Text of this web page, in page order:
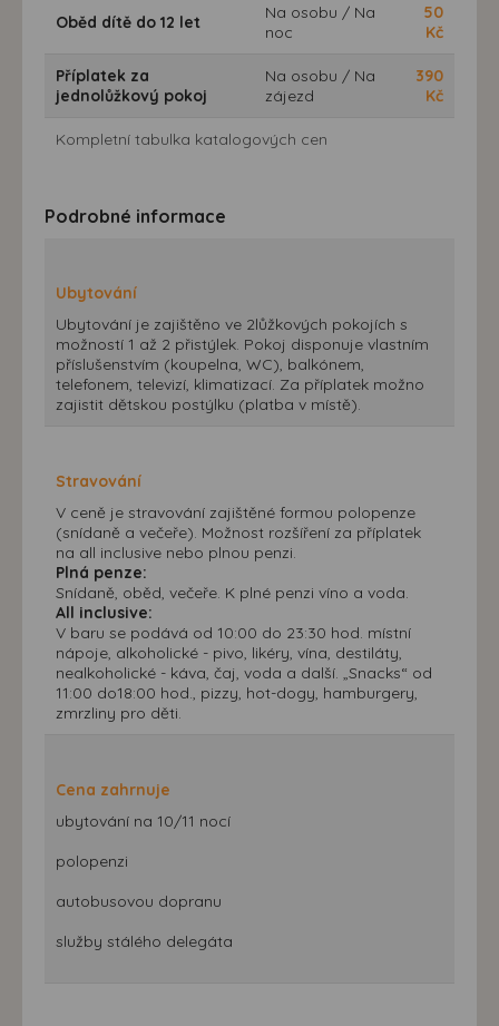
Oběd dítě do 12 let
Na osobu / Na
noc
50
Kč
Příplatek za
jednolůžkový pokoj
Na osobu / Na
zájezd
390
Kč
Kompletní tabulka katalogových cen
Podrobné informace
Ubytování
Ubytování je zajištěno ve 2lůžkových pokojích s
možností 1 až 2 přistýlek. Pokoj disponuje vlastním
příslušenstvím (koupelna, WC), balkónem,
telefonem, televizí, klimatizací. Za příplatek možno
zajistit dětskou postýlku (platba v místě).
Stravování
V ceně je stravování zajištěné formou polopenze
(snídaně a večeře). Možnost rozšíření za příplatek
na all inclusive nebo plnou penzi.
Plná penze:
Snídaně, oběd, večeře. K plné penzi víno a voda.
All inclusive:
V baru se podává od 10:00 do 23:30 hod. místní
nápoje, alkoholické - pivo, likéry, vína, destiláty,
nealkoholické - káva, čaj, voda a další. „Snacks“ od
11:00 do18:00 hod., pizzy, hot-dogy, hamburgery,
zmrzliny pro děti.
Cena zahrnuje
ubytování na 10/11 nocí
polopenzi
autobusovou dopranu
služby stálého delegáta